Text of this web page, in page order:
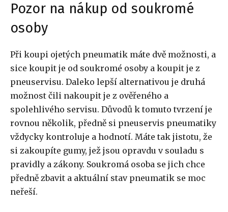
Pozor na nákup od soukromé
osoby
Při koupi ojetých pneumatik máte dvě možnosti, a
sice koupit je od soukromé osoby a koupit je z
pneuservisu. Daleko lepší alternativou je druhá
možnost čili nakoupit je z ověřeného a
spolehlivého servisu. Důvodů k tomuto tvrzení je
rovnou několik, předně si pneuservis pneumatiky
vždycky kontroluje a hodnotí. Máte tak jistotu, že
si zakoupíte gumy, jež jsou opravdu v souladu s
pravidly a zákony. Soukromá osoba se jich chce
předně zbavit a aktuální stav pneumatik se moc
neřeší.